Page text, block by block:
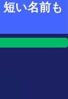
い名前も